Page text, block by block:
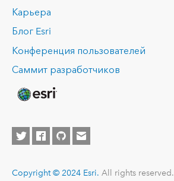
Карьера
Блог Esri
Конференция пользователей
Саммит разработчиков
Copyright © 2024 Esri. All rights reserved. |